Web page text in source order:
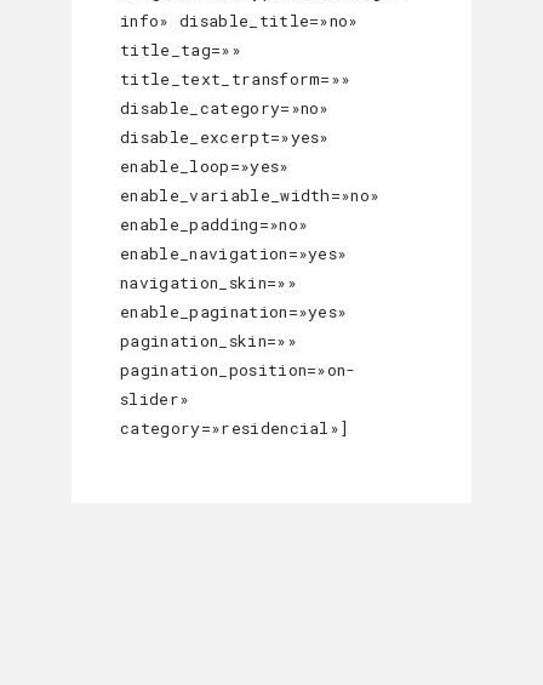
info» disable_title=»no»
title_tag=»»
title_text_transform=»»
disable_category=»no»
disable_excerpt=»yes»
enable_loop=»yes»
enable_variable_width=»no»
enable_padding=»no»
enable_navigation=»yes»
navigation_skin=»»
enable_pagination=»yes»
pagination_skin=»»
pagination_position=»on-
slider»
category=»residencial»]